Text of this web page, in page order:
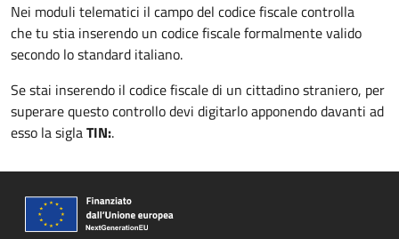
Nei moduli telematici il campo del codice fiscale controlla
che tu stia inserendo un codice fiscale formalmente valido
secondo lo standard italiano.
Se stai inserendo il codice fiscale di un cittadino straniero, per
superare questo controllo devi digitarlo apponendo davanti ad
esso la siglaTIN:.